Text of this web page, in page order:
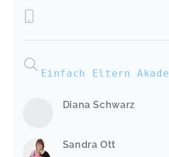
Einfach Eltern
Diana Schwarz
Sandra Ott